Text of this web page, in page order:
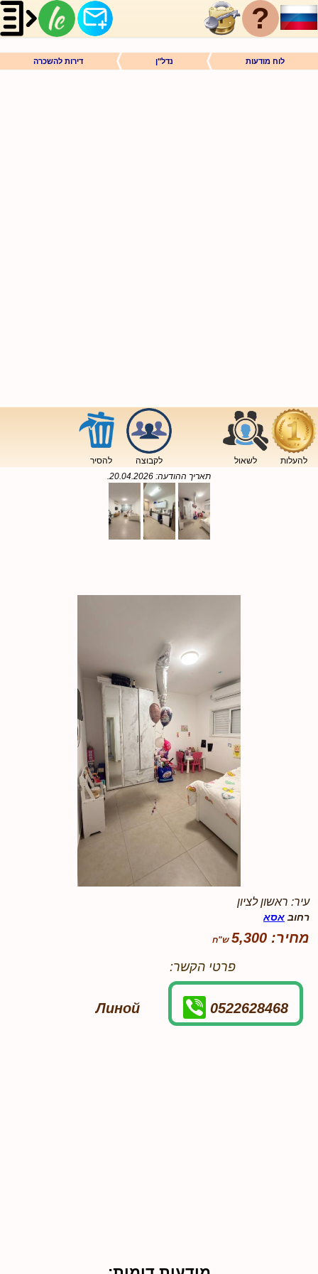
?
לוח מודעות נדל"ן דירות להשכרה
להעלות לשאול לקבוצה
להסיר
תאריך ההודעה: 20.04.2026
.
עיר: ראשון לציון
רחוב אסא
מחיר: 5,300
פרטי הקשר:
0522628468
Линой